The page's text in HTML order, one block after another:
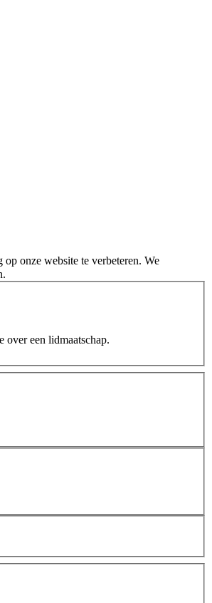
onze website te verbeteren. We
een lidmaatschap.